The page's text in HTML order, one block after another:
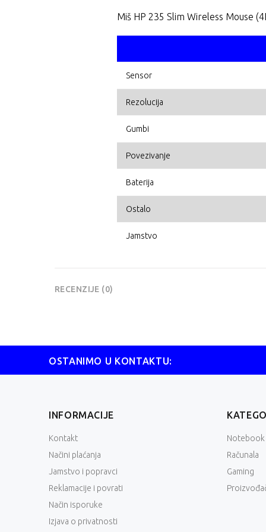
Miš HP 235 Slim Wireless Mouse
Sensor
Rezolucija
Gumbi
Povezivanje
Baterija
Ostalo
Jamstvo
RECENZIJE (0)
OSTANIMO U KONTAKTU:
INFORMACIJE
Kontakt
Načini plaćanja
Jamstvo i popravci
Reklamacije i povrati
Način isporuke
Izjava o privatnosti
Notebook
Računala
Gaming